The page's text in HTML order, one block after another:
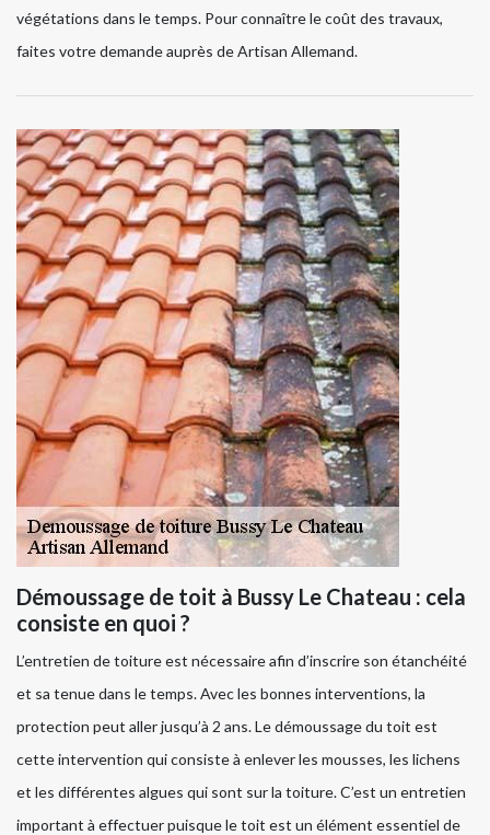
végétations dans le temps. Pour connaître le coût des travaux,
faites votre demande auprès de Artisan Allemand.
Démoussage de toit à Bussy Le Chateau : cela
consiste en quoi ?
L’entretien de toiture est nécessaire afin d’inscrire son étanchéité
et sa tenue dans le temps. Avec les bonnes interventions, la
protection peut aller jusqu’à 2 ans. Le démoussage du toit est
cette intervention qui consiste à enlever les mousses, les lichens
et les différentes algues qui sont sur la toiture. C’est un entretien
important à effectuer puisque le toit est un élément essentiel de